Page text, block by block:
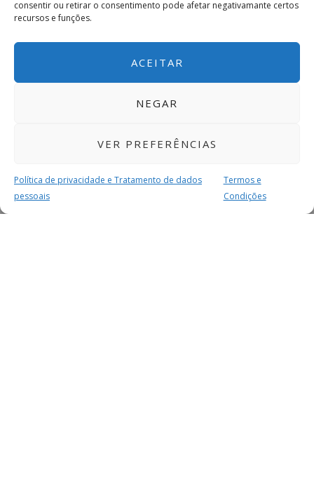
consentir ou retirar o consentimento pode afetar negativamante certos
recursos e funções.
ACEITAR
NEGAR
VER PREFERÊNCIAS
Política de privacidade e Tratamento de dados
pessoais
Termos e
Condições